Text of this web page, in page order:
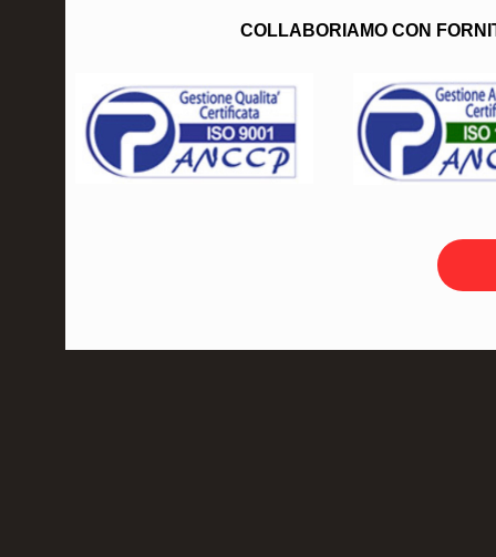
COLLABORIAMO CON